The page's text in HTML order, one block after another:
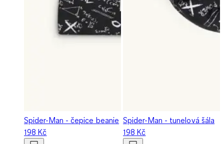
Spider-Man - čepice beanie
198 Kč
Spider-Man - tunelová šála
198 Kč